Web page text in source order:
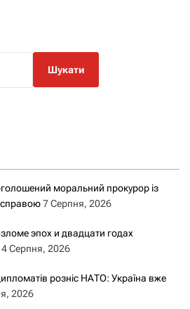
моральний прокурор із
7 Серпня, 2026
эпох и двадцати годах
4 Серпня, 2026
розніс НАТО: Україна вже
2026